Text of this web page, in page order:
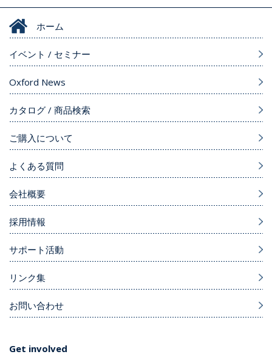
ホーム
イベント / セミナー
Oxford News
カタログ / 商品検索
ご購入について
よくある質問
会社概要
採用情報
サポート活動
リンク集
お問い合わせ
Get involved